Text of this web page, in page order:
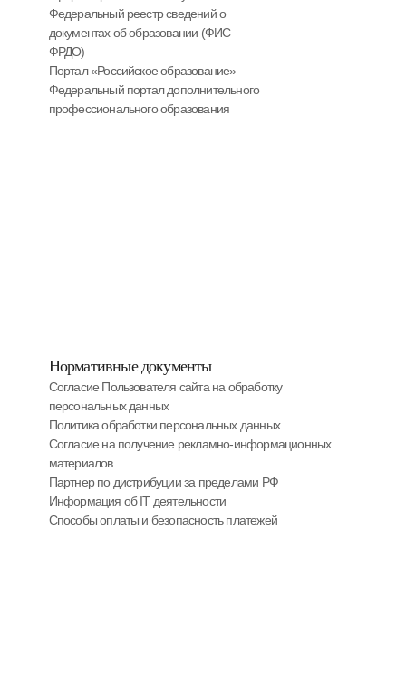
Федеральный реестр сведений о
документах об образовании (ФИС
ФРДО)
Портал «Российское образование»
Федеральный портал дополнительного
профессионального образования
Нормативные документы
Согласие Пользователя сайта на обработку
персональных данных
Политика обработки персональных данных
Cогласие на получение рекламно-информационных
материалов
Партнер по дистрибуции за пределами РФ
Информация об IT деятельности
Способы оплаты и безопасность платежей